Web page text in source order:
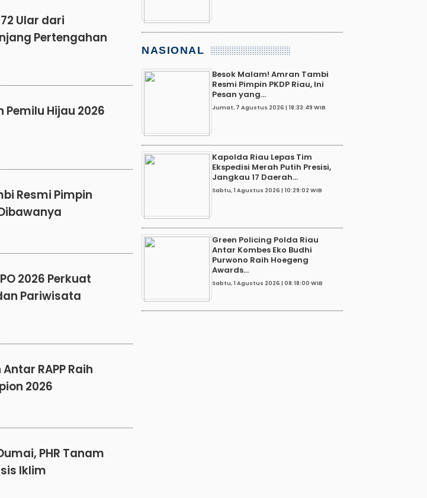
Ular dari
Pertengahan
Pemilu Hijau 2026
Resmi Pimpin
2026 Perkuat
Pariwisata
RAPP Raih
2026
PHR Tanam
Iklim
NASIONAL
Besok Malam! Amran Tambi
Resmi Pimpin PKDP Riau, Ini
Pesan yang...
Jumat, 7 Agustus 2026 | 18:33:49 WIB
Kapolda Riau Lepas Tim
Ekspedisi Merah Putih Presisi,
Jangkau 17 Daerah...
Sabtu, 1 Agustus 2026 | 10:29:02 WIB
Green Policing Polda Riau
Antar Kombes Eko Budhi
Purwono Raih Hoegeng
Awards...
Sabtu, 1 Agustus 2026 | 08:18:00 WIB